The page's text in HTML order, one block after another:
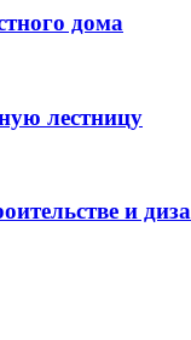
дома
лестницу
и